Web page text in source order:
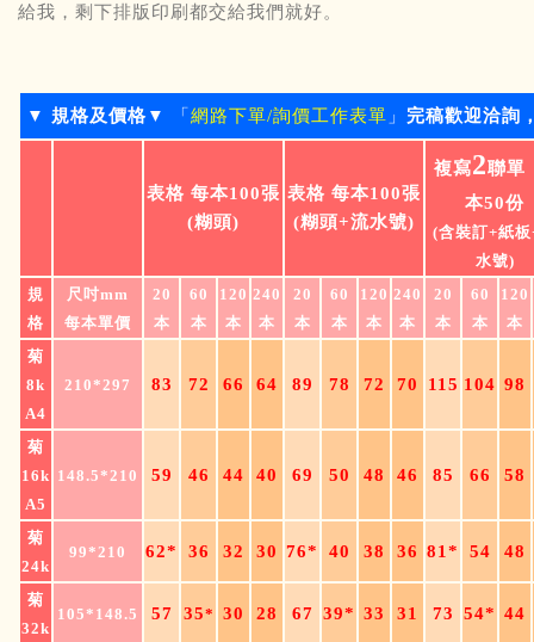
給我，剩下排版印刷都交給我們就好。
▼ 規格及價格▼ 「 網路下單/詢價工作表單 」 完稿歡迎洽詢
表格 每本100張
(糊頭)
表格 每本100張
(糊頭+流水號)
複寫2聯單
本50份
(含裝訂+紙板
水號)
規
格
尺吋mm
每本單價
20
本
60
本
120
本
240
本
20
本
60
本
120
本
240
本
20
本
60
本
120
本
菊
8k
A4
210*297 83 72 66 64 89 78 72 70 115 104 98
菊
16k
A5
148.5*210 59 46 44 40 69 50 48 46 85 66 58
菊
24k
99*210 62* 36 32 30 76* 40 38 36 81* 54 48
菊
32k
105*148.5 57 35* 30 28 67 39* 33 31 73 54* 44